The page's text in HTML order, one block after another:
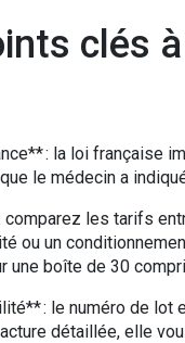
clés
: la loi française
le médecin a
comparez les tarifs
ou un
une boîte de 30
: le numéro de lot
détaillée, elle